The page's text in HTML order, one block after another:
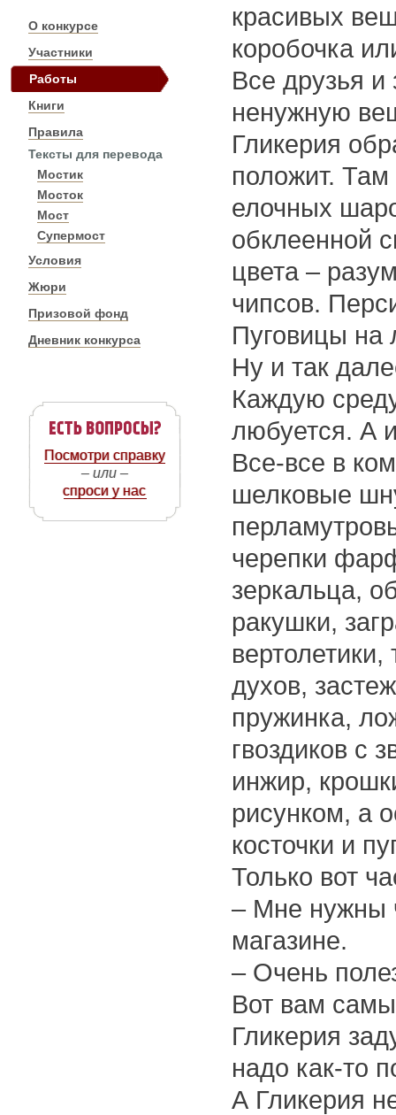
О конкурсе
Участники
Работы
Книги
Правила
Тексты для перевода
Мостик
Мосток
Мост
Супермост
Условия
Жюри
Призовой фонд
Дневник конкурса
Посмотри справку
– или –
спроси у нас
красивых
коробочка
Все друзья
ненужную
Гликерия
положит. Там
елочных
обклеенной
цвета –
чипсов.
Пуговицы на
Ну и так
Каждую
любуется. А
Все-все в
шелковые
черепки
зеркальца,
ракушки,
духов,
пружинка,
гвоздиков с
инжир,
рисунком, а
косточки и
Только вот
– Мне нужны
магазине.
– Очень
Вот вам
Гликерия
надо как-то
А Гликерия